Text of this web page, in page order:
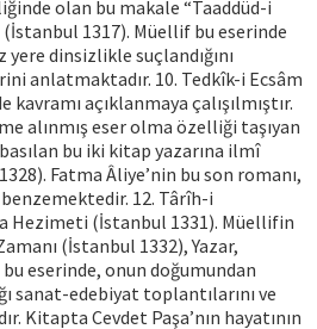
olan bu makale “Taaddüd-i
1317). Müellif bu eserinde
dinsizlikle suçlandığını
anlatmaktadır. 10. Tedkîk-i Ecsâm
açıklanmaya çalışılmıştır.
alınmış eser olma özelliği taşıyan
bu iki kitap yazarına ilmî
Fatma Âliye’nin bu son romanı,
12. Târîh-i
Hezimeti (İstanbul 1331). Müellifin
(İstanbul 1332), Yazar,
eserinde, onun doğumundan
sanat-edebiyat toplantılarını ve
Kitapta Cevdet Paşa’nın hayatının